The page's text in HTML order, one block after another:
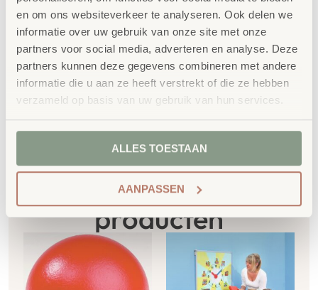
en om ons websiteverkeer te analyseren. Ook delen we
informatie over uw gebruik van onze site met onze
partners voor social media, adverteren en analyse. Deze
partners kunnen deze gegevens combineren met andere
informatie die u aan ze heeft verstrekt of die ze hebben
verzameld op basis van uw gebruik van hun services.
ALLES TOESTAAN
AANPASSEN
Extra informatie
SKU 5396
Gerelateerde
producten